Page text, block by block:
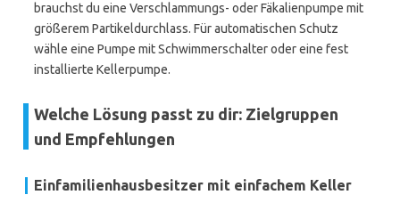
brauchst du eine Verschlammungs- oder Fäkalienpumpe mit
größerem Partikeldurchlass. Für automatischen Schutz
wähle eine Pumpe mit Schwimmerschalter oder eine fest
installierte Kellerpumpe.
Welche Lösung passt zu dir: Zielgruppen
und Empfehlungen
Einfamilienhausbesitzer mit einfachem Keller